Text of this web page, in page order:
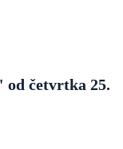
četvrtka 25.